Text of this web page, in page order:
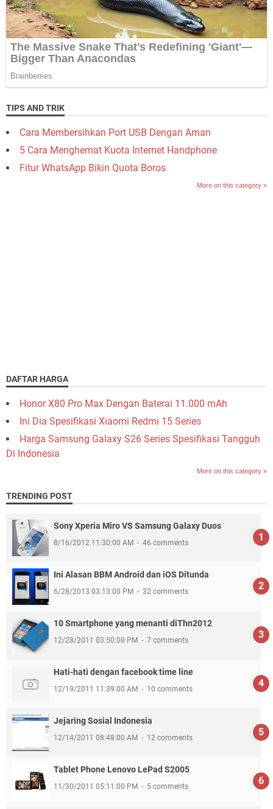
TIPS AND TRIK
Cara Membersihkan Port USB Dengan Aman
5 Cara Menghemat Kuota Internet Handphone
Fitur WhatsApp Bikin Quota Boros
More on this category »
DAFTAR HARGA
Honor X80 Pro Max Dengan Baterai 11.000 mAh
Ini Dia Spesifikasi Xiaomi Redmi 15 Series
Harga Samsung Galaxy S26 Series Spesifikasi Tangguh
Di Indonesia
More on this category »
TRENDING POST
Sony Xperia Miro VS Samsung Galaxy Duos
8/16/2012 11:30:00 AM 46 comments
Ini Alasan BBM Android dan iOS Ditunda
6/28/2013 03:13:00 PM 32 comments
10 Smartphone yang menanti diThn2012
12/28/2011 03:50:00 PM 7 comments
Hati-hati dengan facebook time line
12/19/2011 11:39:00 AM 10 comments
Jejaring Sosial Indonesia
12/14/2011 08:48:00 AM 12 comments
Tablet Phone Lenovo LePad S2005
11/30/2011 05:11:00 PM 5 comments